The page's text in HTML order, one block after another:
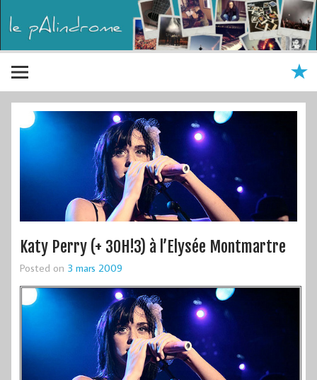
Katy Perry (+ 3OH!3) à l’Elysée Montmartre
Posted on 3 mars 2009